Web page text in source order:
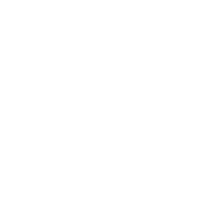
para la carta, pueden redactar